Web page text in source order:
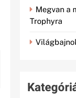
Megvan a
Trophyra